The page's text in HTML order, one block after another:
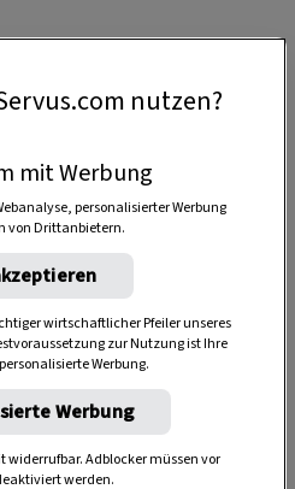
nutzen?
mit Werbung
personalisierter Werbung
von Drittanbietern.
wirtschaftlicher Pfeiler unseres
zur Nutzung ist Ihre
Werbung.
Werbung
widerrufbar. Adblocker müssen vor
werden.